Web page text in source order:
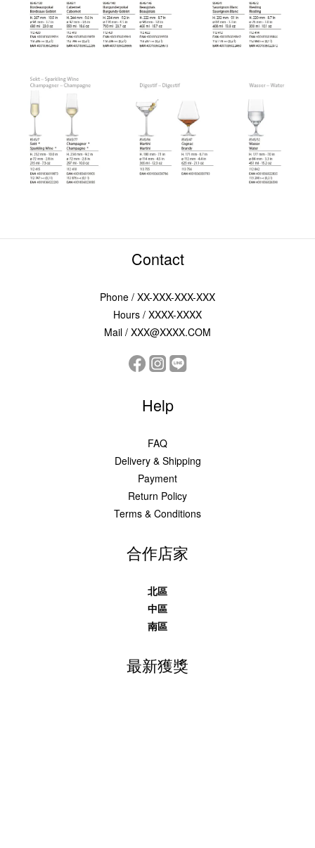
Contact
Phone / XX-XXX-XXX-XXX
Hours / XXXX-XXXX
Mail / XXX@XXXX.COM
Help
FAQ
Delivery & Shipping
Payment
Return Policy
Terms & Conditions
合作店家
北區
中區
南區
最新獲獎